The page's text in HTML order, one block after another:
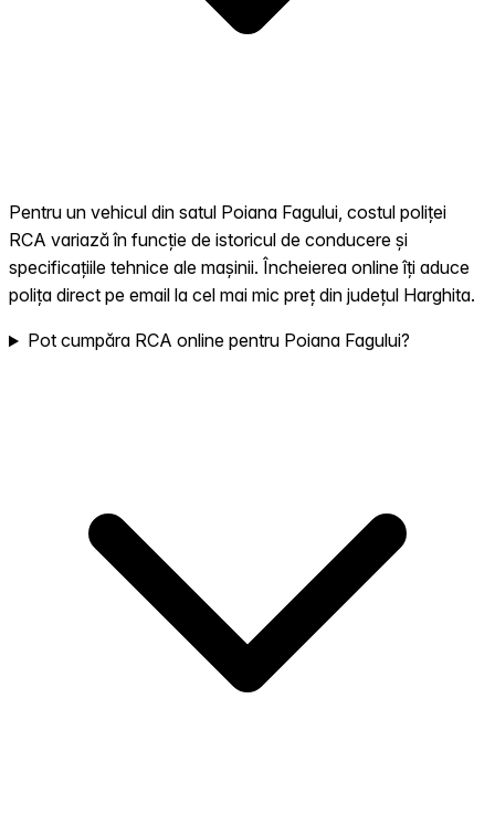
Pentru un vehicul din satul Poiana Fagului, costul poliței
RCA variază în funcție de istoricul de conducere și
specificațiile tehnice ale mașinii. Încheierea online îți aduce
polița direct pe email la cel mai mic preț din județul Harghita.
Pot cumpăra RCA online pentru Poiana Fagului?